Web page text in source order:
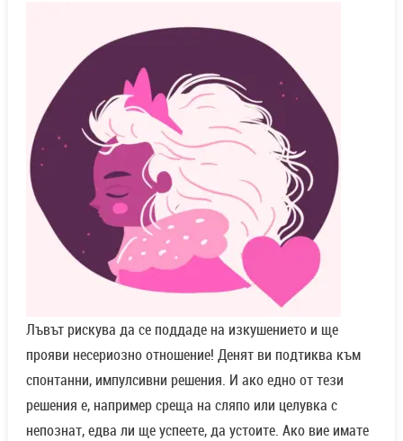
Лъвът рискува да се поддаде на изкушението и ще
прояви несериозно отношение! Денят ви подтиква към
спонтанни, импулсивни решения. И ако едно от тези
решения е, например среща на сляпо или целувка с
непознат, едва ли ще успеете, да устоите. Ако вие имате